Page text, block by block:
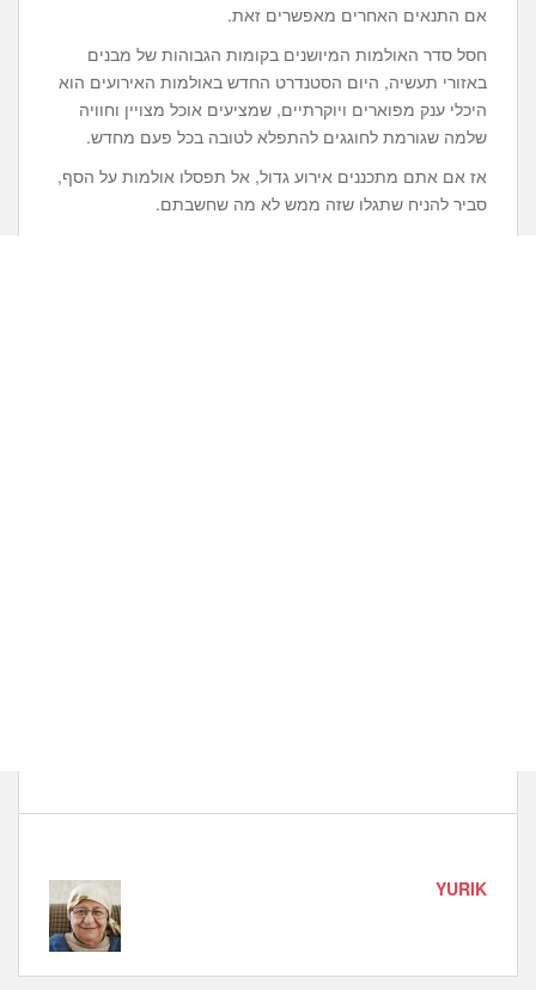
אם התנאים האחרים מאפשרים זאת.
חסל סדר האולמות המיושנים בקומות הגבוהות של מבנים
באזורי תעשיה, היום הסטנדרט החדש באולמות האירועים הוא
היכלי ענק מפוארים ויוקרתיים, שמציעים אוכל מצויין וחוויה
שלמה שגורמת לחוגגים להתפלא לטובה בכל פעם מחדש.
אז אם אתם מתכננים אירוע גדול, אל תפסלו אולמות על הסף,
סביר להניח שתגלו שזה ממש לא מה שחשבתם.
YURIK